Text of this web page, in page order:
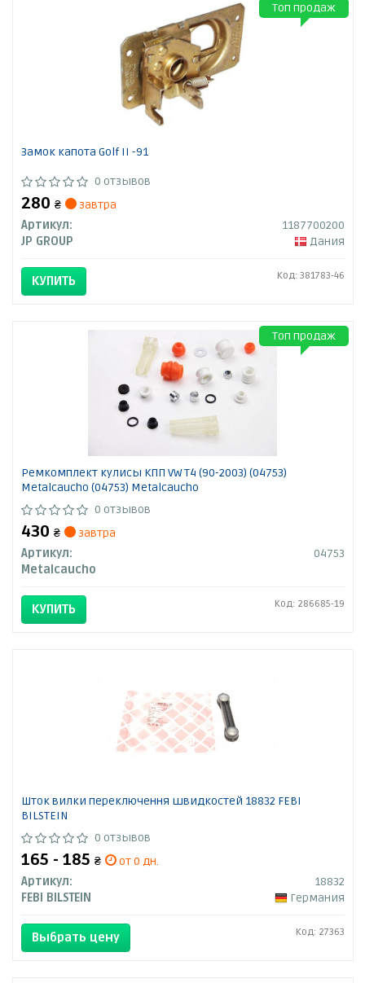
Замок капота Golf II -91
0 отзывов
280 ₴
завтра
Артикул:
1187700200
JP GROUP
Дания
КУПИТЬ Код: 381783-46
Топ продаж
Ремкомплект кулисы КПП VW T4 (90-2003) (04753)
Metalcaucho (04753) Metalcaucho
0 отзывов
430 ₴
завтра
Артикул:
04753
Metalcaucho
КУПИТЬ Код: 286685-19
Топ продаж
Шток вилки переключення швидкостей 18832 FEBI
BILSTEIN
0 отзывов
165 - 185 ₴
от 0 дн.
Артикул:
18832
FEBI BILSTEIN
Германия
Выбрать цену Код: 27363